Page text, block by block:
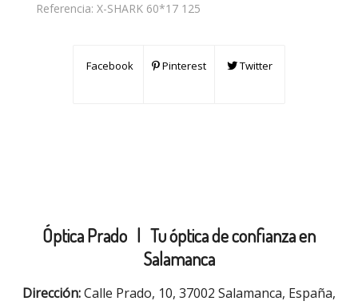
Referencia: X-SHARK 60*17 125
Facebook Pinterest Twitter
Óptica Prado | Tu óptica de confianza en
Salamanca
Dirección:Calle Prado, 10, 37002 Salamanca, España,